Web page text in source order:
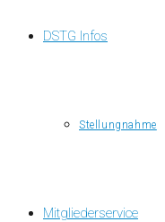
DSTG Infos
Stellungnahme
Mitgliederservice